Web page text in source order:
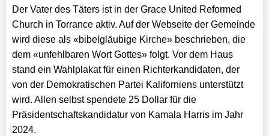
Der Vater des Täters ist in der Grace United Reformed
Church in Torrance aktiv. Auf der Webseite der Gemeinde
wird diese als «bibelgläubige Kirche» beschrieben, die
dem «unfehlbaren Wort Gottes» folgt. Vor dem Haus
stand ein Wahlplakat für einen Richterkandidaten, der
von der Demokratischen Partei Kaliforniens unterstützt
wird. Allen selbst spendete 25 Dollar für die
Präsidentschaftskandidatur von Kamala Harris im Jahr
2024.